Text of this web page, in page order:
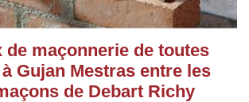
de maçonnerie de toutes
Gujan Mestras entre les
de Debart Richy